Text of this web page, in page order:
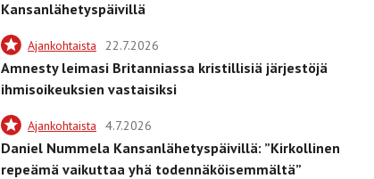
Kansanlähetyspäivillä
Ajankohtaista 22.7.2026
Amnesty leimasi Britanniassa kristillisiä järjestöjä
ihmisoikeuksien vastaisiksi
Ajankohtaista 4.7.2026
Daniel Nummela Kansanlähetyspäivillä: ”Kirkollinen
repeämä vaikuttaa yhä todennäköisemmältä”